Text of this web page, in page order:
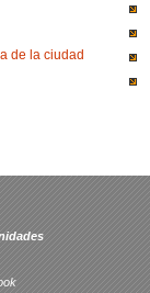
de la ciudad